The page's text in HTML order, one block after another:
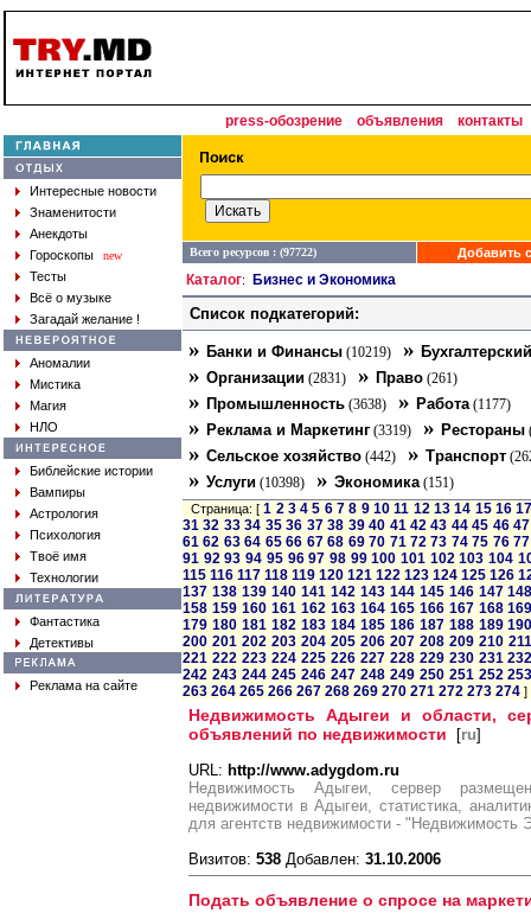
press-обозрение объявления контакты
Интересные новости
Знаменитости
Анекдоты
Гороскопы
new
Тесты
Всё о музыке
Загадай желание !
Аномалии
Мистика
Магия
НЛО
Библейские истории
Вампиры
Астрология
Психология
Твоё имя
Технологии
Фантастика
Детективы
Реклама на сайте
Всего ресурсов : (97722) Добавить
Каталог: Бизнес и Экономика
Список подкатегорий:
» Банки и Финансы (10219) »
» Организации (2831) » Право (261)
» Промышленность (3638) » Работа(1177)
» Реклама и Маркетинг (3319) » Рестораны
» Сельское хозяйство (442) » Транспорт
» Услуги (10398) » Экономика(151)
Страница: [1 2 3 4 5 6 7 8 9 10 11 12 13 14 15 16
31 32 33 34 35 36 37 38 39 40 41 42 43 44 45 46 47
61 62 63 64 65 66 67 68 69 70 71 72 73 74 75 76 77
91 92 93 94 95 96 97 98 99 100 101 102 103 104
115 116 117 118 119 120 121 122 123 124 125 126
137 138 139 140 141 142 143 144 145 146 147
158 159 160 161 162 163 164 165 166 167 168
179 180 181 182 183 184 185 186 187 188 189
200 201 202 203 204 205 206 207 208 209 210 211
221 222 223 224 225 226 227 228 229 230 231
242 243 244 245 246 247 248 249 250 251 252
263 264 265 266 267 268 269 270 271 272 273 274 ]
Недвижимость Адыгеи и области,
объявлений по недвижимости [ru]
URL: http://www.adygdom.ru
Недвижимость Адыгеи, сервер
недвижимости в Адыгеи, статистика,
для агентств недвижимости - "Недвижимость
Визитов: 538 Добавлен: 31.10.2006
Подать объявление о спросе на